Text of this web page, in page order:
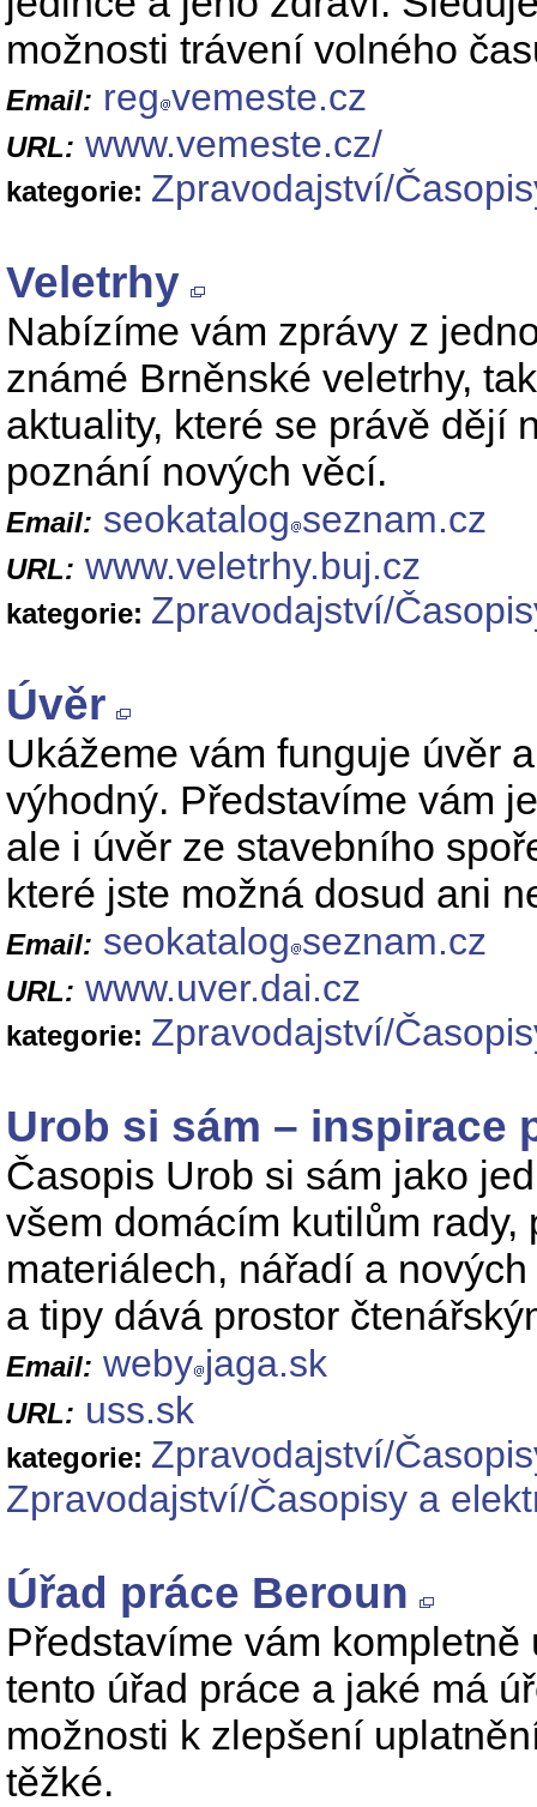
možnosti trávení volného
Email: reg vemeste.cz
URL: www.vemeste.cz/
kategorie: Zpravodajství/
Veletrhy
Nabízíme vám zprávy z
známé Brněnské veletrhy,
aktuality, které se právě dějí
poznání nových věcí.
Email: seokatalog seznam.cz
URL: www.veletrhy.buj.cz
kategorie: Zpravodajství/
Úvěr
Ukážeme vám funguje úvěr
výhodný. Představíme vám
ale i úvěr ze stavebního
které jste možná dosud ani
Email: seokatalog seznam.cz
URL: www.uver.dai.cz
kategorie: Zpravodajství/
Urob si sám – inspirace
Časopis Urob si sám jako
všem domácím kutilům
materiálech, nářadí a
a tipy dává prostor
Email: weby jaga.sk
URL: uss.sk
kategorie: Zpravodajství/
Zpravodajství/Časopisy a
Úřad práce Beroun
Představíme vám
tento úřad práce a jaké má
možnosti k zlepšení
těžké.